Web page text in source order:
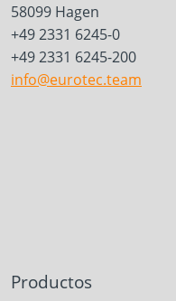
58099 Hagen
+49 2331 6245-0
+49 2331 6245-200
info@eurotec.team
Productos